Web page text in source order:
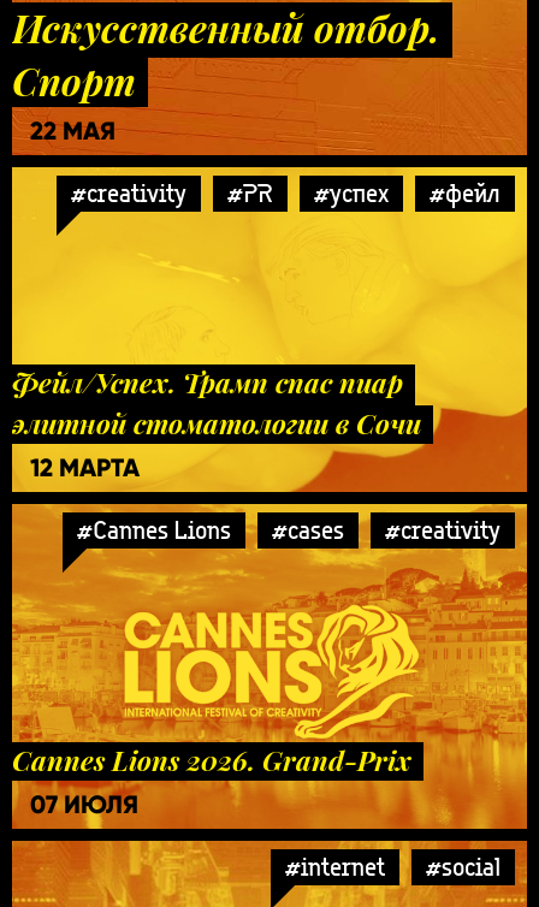
Искусственный отбор.
Спорт
22 МАЯ
#creativity #PR #успех #фейл
Фейл/Успех. Трамп спас пиар
элитной стоматологии в Сочи
12 МАРТА
#Cannes Lions #cases #creativity
Cannes Lions 2026. Grand-Prix
07 ИЮЛЯ
#internet #social